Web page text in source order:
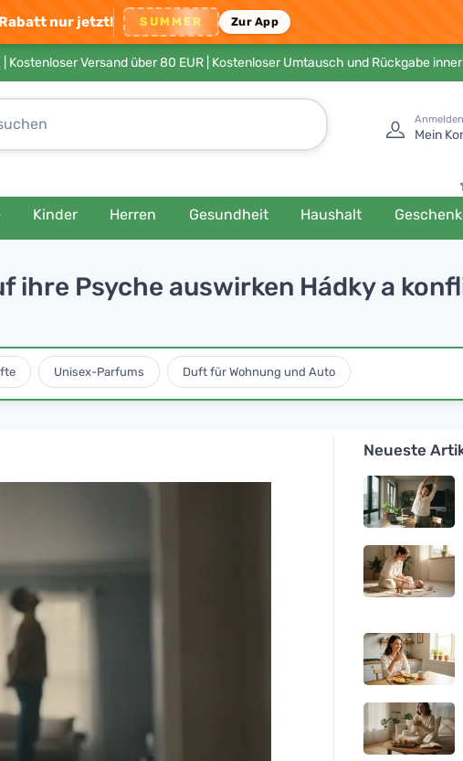
nur jetzt! SUMMER Zur App
Kostenloser Versand über 80 EUR | Kostenloser Umtausch und Rückgabe
Anmelden
Mein
Kinder Herren Gesundheit Haushalt
ihre Psyche auswirken Hádky a
Unisex-Parfums Duft für Wohnung und Auto
Neueste